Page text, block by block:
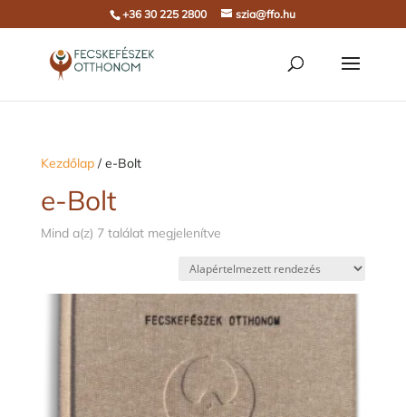
+36 30 225 2800 szia@ffo.hu
Kezdőlap/ e-Bolt
e-Bolt
Mind a(z) 7 találat megjelenítve